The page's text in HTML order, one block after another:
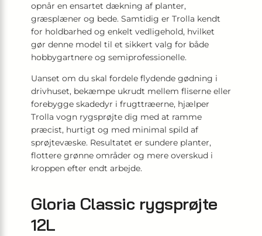
opnår en ensartet dækning af planter,
græsplæner og bede. Samtidig er Trolla kendt
for holdbarhed og enkelt vedligehold, hvilket
gør denne model til et sikkert valg for både
hobbygartnere og semiprofessionelle.
Uanset om du skal fordele flydende gødning i
drivhuset, bekæmpe ukrudt mellem fliserne eller
forebygge skadedyr i frugttræerne, hjælper
Trolla vogn rygsprøjte dig med at ramme
præcist, hurtigt og med minimal spild af
sprøjtevæske. Resultatet er sundere planter,
flottere grønne områder og mere overskud i
kroppen efter endt arbejde.
Gloria Classic rygsprøjte
12L